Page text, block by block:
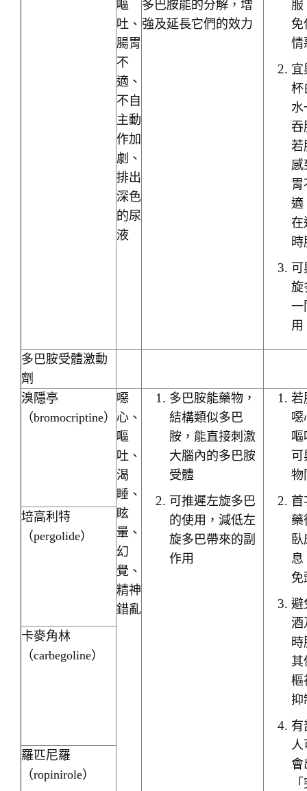
嘔
吐、
腸胃
不
適、
不自
主動
作加
劇、
排出
深色
的尿
液
多巴胺能的分解，增
強及延長它們的效力
服
免
情
宜
杯
水
吞
若
感
胃
適
在
時
可
旋
一
用
多巴胺受體激動
劑
溴隱亭
（bromocriptine）
噁
心、
嘔
吐、
渴
睡、
眩
暈、
幻
覺、
精神
錯亂
多巴胺能藥物，
結構類似多巴
胺，能直接刺激
大腦內的多巴胺
受體
可推遲左旋多巴
的使用，減低左
旋多巴帶來的副
作用
若
噁
嘔
可
物
首
藥
息
免
避
酒
時
其
樞
抑
有
人
會
培高利特
（pergolide）
卡麥角林
（carbegoline）
羅匹尼羅
（ropinirole）